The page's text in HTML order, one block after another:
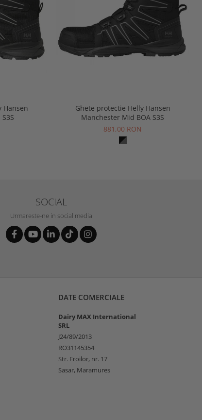
Hansen
Ghete protectie Helly Hansen
Manchester Mid BOA S3S
881,00 RON
SOCIAL
Urmareste-ne in social media
DATE COMERCIALE
Dairy MAX International
SRL
J24/89/2013
RO31145354
Str. Eroilor, nr. 17
Sasar, Maramures